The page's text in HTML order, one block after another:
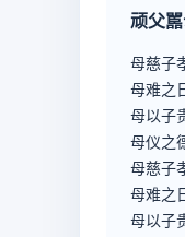
顽父嚚
母慈子
母难之
母以子
母仪之
母慈子
母难之
母以子